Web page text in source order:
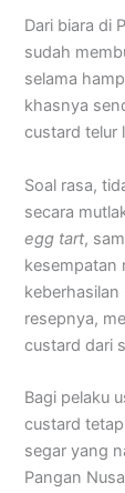
Dari biara di
sudah
selama
khasnya
custard telur
Soal rasa,
secara
egg tart,
kesempatan
resepnya,
custard dari
Bagi pelaku
custard
segar yang
Pangan